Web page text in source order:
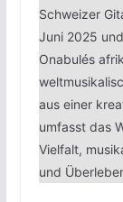
Schweizer
Juni 2025
Onabulés
aus einer
umfasst das
Vielfalt,
und